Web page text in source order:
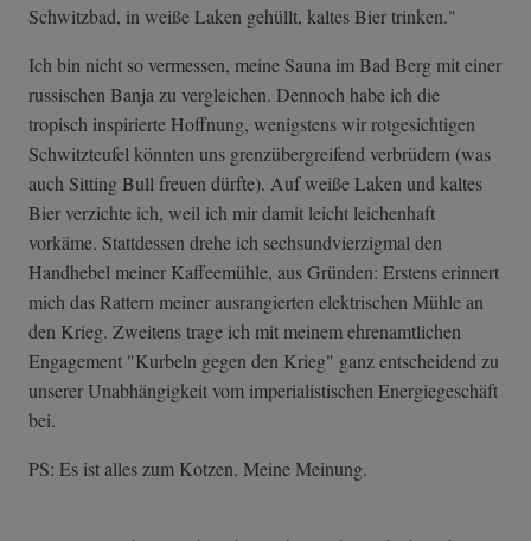
Schwitzbad, in weiße Laken gehüllt, kaltes Bier trinken."
Ich bin nicht so vermessen, meine Sauna im Bad Berg mit einer
russischen Banja zu vergleichen. Dennoch habe ich die
tropisch inspirierte Hoffnung, wenigstens wir rotgesichtigen
Schwitzteufel könnten uns grenzübergreifend verbrüdern (was
auch Sitting Bull freuen dürfte). Auf weiße Laken und kaltes
Bier verzichte ich, weil ich mir damit leicht leichenhaft
vorkäme. Stattdessen drehe ich sechsundvierzigmal den
Handhebel meiner Kaffeemühle, aus Gründen: Erstens erinnert
mich das Rattern meiner ausrangierten elektrischen Mühle an
den Krieg. Zweitens trage ich mit meinem ehrenamtlichen
Engagement "Kurbeln gegen den Krieg" ganz entscheidend zu
unserer Unabhängigkeit vom imperialistischen Energiegeschäft
bei.
PS: Es ist alles zum Kotzen. Meine Meinung.